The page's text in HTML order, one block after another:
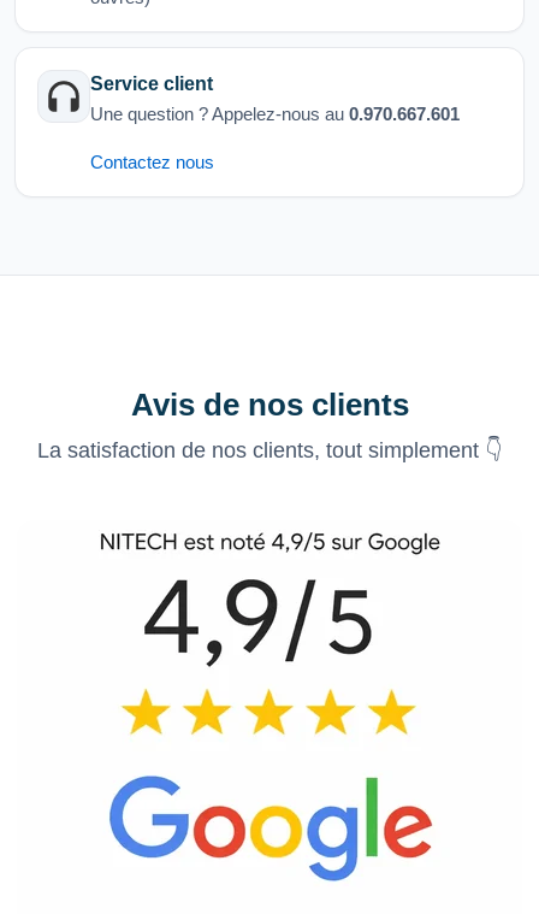
Service client
Une question ? Appelez-nous au 0.970.667.601
Contactez nous
Avis de nos clients
La satisfaction de nos clients, tout simplement 👇